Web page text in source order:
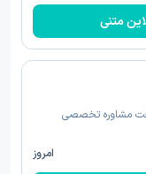
متنی
مشاوره تخصصی
امروز